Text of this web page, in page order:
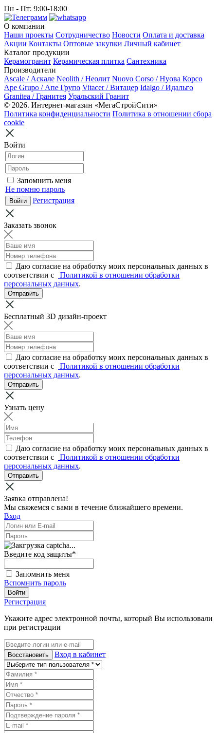
Пн - Пт: 9:00-18:00
О компании
Наши проекты Сотрудничество Новости Оплата и доставка
Акции Контакты Оптовые закупки Личный кабинет
Каталог продукции
Керамогранит Керамическая плитка Сантехника
Производители
Ascale / Аскале Neolith / Неолит Nuovo Corso / Нуова Корсо
Ape Grupo / Апе Групо Vitacer / Витацер Idalgo / Идальго
Granitea / Гранитея Уральский Гранит
© 2026. Интернет-магазин «МегаСтройСити»
Политика конфиденциальности Политика в отношении сбора
cookie
Войти
Запомнить меня
Не помню пароль
Регистрация
Заказать звонок
Даю согласие на обработку моих персональных данных в
соответствии с
Политикой в отношении обработки
персональных данных.
Отправить
Бесплатный 3D дизайн-проект
Даю согласие на обработку моих персональных данных в
соответствии с
Политикой в отношении обработки
персональных данных.
Отправить
Узнать цену
Даю согласие на обработку моих персональных данных в
соответствии с
Политикой в отношении обработки
персональных данных.
Отправить
Заявка отправлена!
Мы свяжемся с вами в течение ближайшего времени.
Вход
Введите код защиты*
Запомнить меня
Вспомнить пароль
Войти
Регистрация
Укажите адрес электронной почты, который Вы использовали
при регистрации
Восстановить Вход в кабинет